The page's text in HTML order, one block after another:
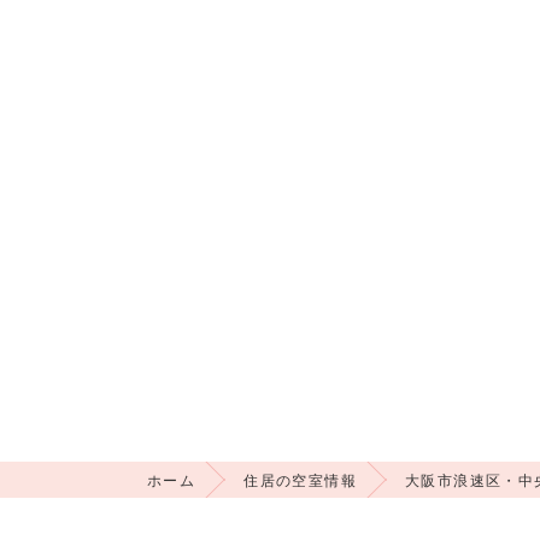
ホーム 住居の空室情報 大阪市浪速区・